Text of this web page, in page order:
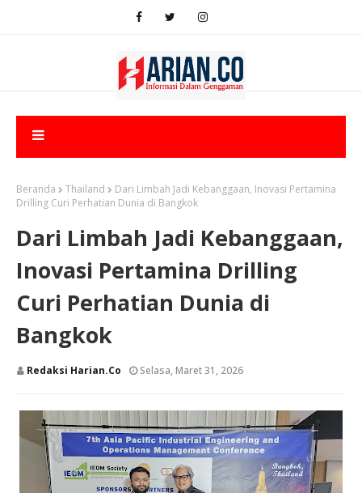
Beranda Thailand
Dari Limbah Jadi Kebanggaan, Inovasi Pertamina
Drilling Curi Perhatian Dunia di Bangkok
Dari Limbah Jadi Kebanggaan,
Inovasi Pertamina Drilling
Curi Perhatian Dunia di
Bangkok
Redaksi Harian.co Selasa, Maret 31, 2026